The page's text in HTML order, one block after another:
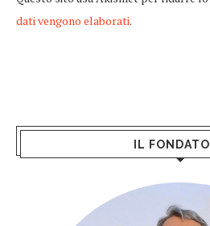
dati vengono elaborati.
IL